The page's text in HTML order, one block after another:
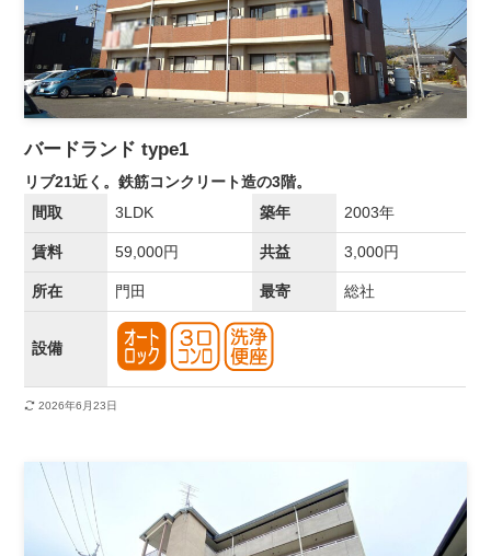
バードランド type1
リブ21近く。鉄筋コンクリート造の3階。
間取
3LDK 築年 2003年
賃料 59,000円 共益 3,000円
所在 門田 最寄 総社
設備
2026年6月23日